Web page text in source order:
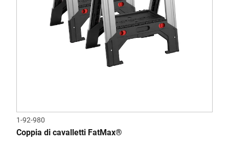
1-92-980
Coppia di cavalletti FatMax®